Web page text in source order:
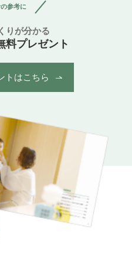
参考に
りが分かる
料プレゼント
トはこちら